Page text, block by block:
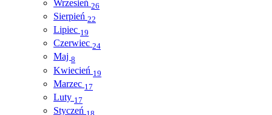
Wrzesień 26
Sierpień 22
Lipiec 19
Czerwiec 24
Maj 8
Kwiecień 19
Marzec 17
Luty 17
Styczeń